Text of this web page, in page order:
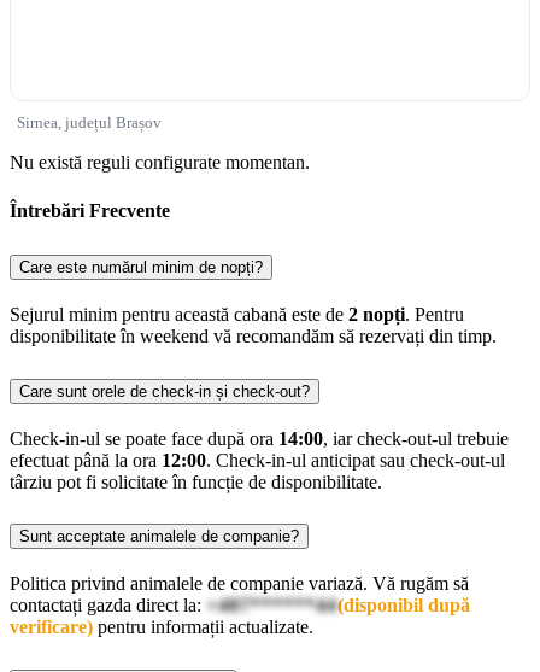
Sirnea, județul Brașov
Nu există reguli configurate momentan.
Întrebări Frecvente
Care este numărul minim de nopți?
Sejurul minim pentru această cabană este de 2 nopți. Pentru
disponibilitate în weekend vă recomandăm să rezervați din timp.
Care sunt orele de check-in și check-out?
Check-in-ul se poate face după ora 14:00, iar check-out-ul trebuie
efectuat până la ora 12:00. Check-in-ul anticipat sau check-out-ul
târziu pot fi solicitate în funcție de disponibilitate.
Sunt acceptate animalele de companie?
Politica privind animalele de companie variază. Vă rugăm să
contactați gazda direct la: +407******44(disponibil după
verificare) pentru informații actualizate.